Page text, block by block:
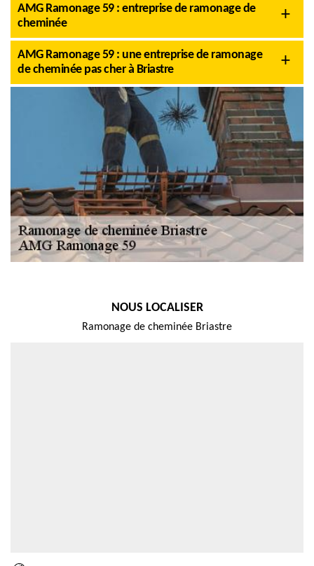
AMG Ramonage 59 : entreprise de ramonage de
cheminée
AMG Ramonage 59 : une entreprise de ramonage
de cheminée pas cher à Briastre
NOUS LOCALISER
Ramonage de cheminée Briastre